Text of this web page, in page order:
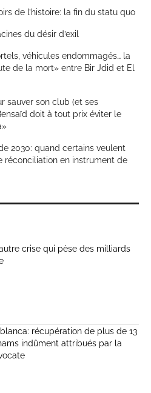
de l’histoire: la fin du statu quo
du désir d’exil
véhicules endommagés… la
de la mort» entre Bir Jdid et El
sauver son club (et ses
doit à tout prix éviter le
2030: quand certains veulent
réconciliation en instrument de
crise qui pèse des milliards
récupération de plus de 13
indûment attribués par la